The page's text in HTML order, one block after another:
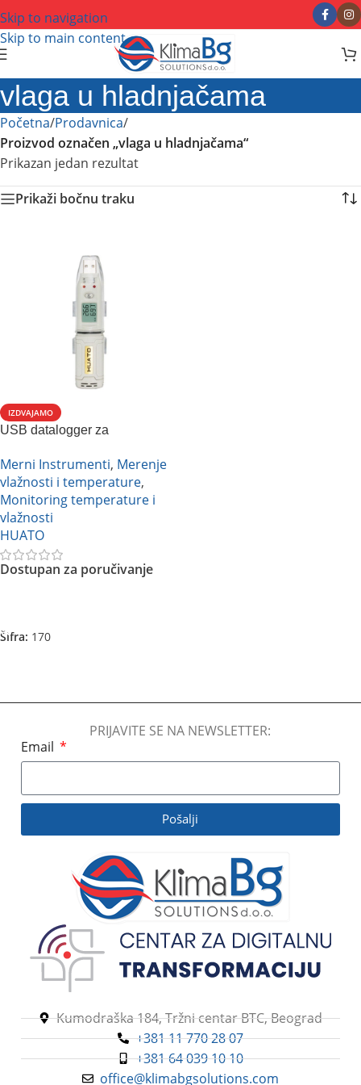
Skip to navigation
Skip to main content
vlaga u hladnjačama
Početna/Prodavnica/
Proizvod označen „vlaga u hladnjačama“
Prikazan jedan rezultat
Prikaži bočnu traku
IZDVAJAMO
USB datalogger za
vazduha HUATO HE 173
Merni Instrumenti, Merenje
vlažnosti i temperature,
Monitoring temperature i
vlažnosti
HUATO
Dostupan za poručivanje
Šifra: 170
PRIJAVITE SE NA NEWSLETTER:
Email
Pošalji
Kumodraška 184, Tržni centar BTC, Beograd
+381 11 770 28 07
+381 64 039 10 10
office@klimabgsolutions.com